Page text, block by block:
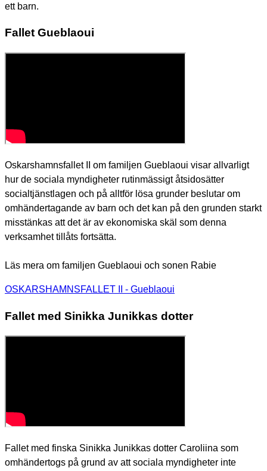
ett barn.
Fallet Gueblaoui
Oskarshamnsfallet II om familjen Gueblaoui visar allvarligt
hur de sociala myndigheter rutinmässigt åtsidosätter
socialtjänstlagen och på alltför lösa grunder beslutar om
omhändertagande av barn och det kan på den grunden starkt
misstänkas att det är av ekonomiska skäl som denna
verksamhet tillåts fortsätta.
Läs mera om familjen Gueblaoui och sonen Rabie
OSKARSHAMNSFALLET II - Gueblaoui
Fallet med Sinikka Junikkas dotter
Fallet med finska Sinikka Junikkas dotter Caroliina som
omhändertogs på grund av att sociala myndigheter inte